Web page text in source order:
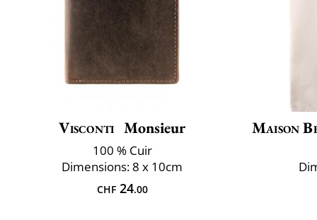
Visconti Monsieur
100 % Cuir
Dimensions: 8 x 10cm
CHF24.00
Maison